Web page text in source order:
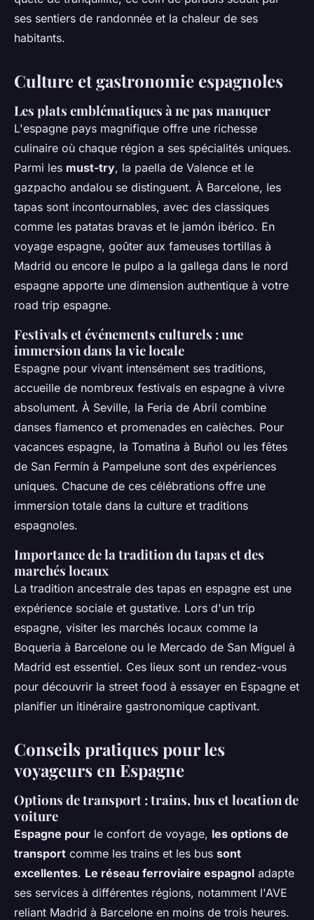
ses sentiers de randonnée et la chaleur de ses
habitants.
Culture et gastronomie espagnoles
Les plats emblématiques à ne pas manquer
L'espagne pays magnifique offre une richesse
culinaire où chaque région a ses spécialités uniques.
Parmi les must-try, la paella de Valence et le
gazpacho andalou se distinguent. À Barcelone, les
tapas sont incontournables, avec des classiques
comme les patatas bravas et le jamón ibérico. En
voyage espagne, goûter aux fameuses tortillas à
Madrid ou encore le pulpo a la gallega dans le nord
espagne apporte une dimension authentique à votre
road trip espagne.
Festivals et événements culturels : une
immersion dans la vie locale
Espagne pour vivant intensément ses traditions,
accueille de nombreux festivals en espagne à vivre
absolument. À Seville, la Feria de Abril combine
danses flamenco et promenades en calèches. Pour
vacances espagne, la Tomatina à Buñol ou les fêtes
de San Fermín à Pampelune sont des expériences
uniques. Chacune de ces célébrations offre une
immersion totale dans la culture et traditions
espagnoles.
Importance de la tradition du tapas et des
marchés locaux
La tradition ancestrale des tapas en espagne est une
expérience sociale et gustative. Lors d'un trip
espagne, visiter les marchés locaux comme la
Boqueria à Barcelone ou le Mercado de San Miguel à
Madrid est essentiel. Ces lieux sont un rendez-vous
pour découvrir la street food à essayer en Espagne et
planifier un itinéraire gastronomique captivant.
Conseils pratiques pour les
voyageurs en Espagne
Options de transport : trains, bus et location de
voiture
Espagne pour le confort de voyage, les options de
transport comme les trains et les bus sont
excellentes. Le réseau ferroviaire espagnol adapte
ses services à différentes régions, notamment l'AVE
reliant Madrid à Barcelone en moins de trois heures.